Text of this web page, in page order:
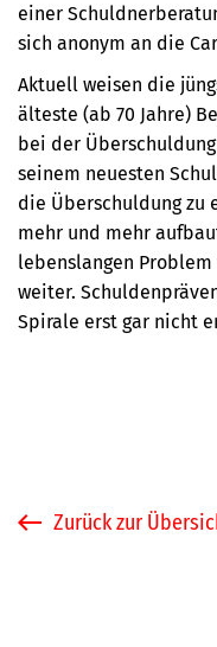
einer
sich anonym an die
Aktuell weisen die
älteste (ab 70 Jahre)
bei der
seinem neuesten
die Überschuldung zu
mehr und mehr
lebenslangen
weiter.
Spirale erst gar nicht
Zurück zur